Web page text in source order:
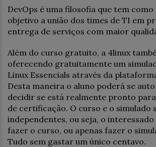
DevOps é uma filosofia que tem
objetivo a união dos times de TI em
entrega de serviços com maior
Além do curso gratuito, a 4linux
oferecendo gratuitamente um
Linux Essencials através da
Desta maneira o aluno poderá se
decidir se está realmente pronto
de certificação. O curso e o simulado
independentes, ou seja, o interessado
fazer o curso, ou apenas fazer o
Tudo sem gastar um único centavo.